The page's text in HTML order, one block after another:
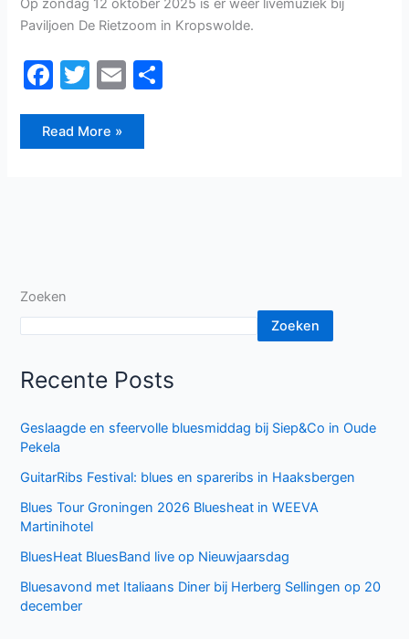
Op zondag 12 oktober 2025 is er weer livemuziek bij
Paviljoen De Rietzoom in Kropswolde.
F
c
T
itt
E
Read More »
Zoeken
Zoeken
Recente Posts
Geslaagde en sfeervolle bluesmiddag bij Siep&Co in Oude
Pekela
GuitarRibs Festival: blues en spareribs in Haaksbergen
Blues Tour Groningen 2026 Bluesheat in WEEVA
Martinihotel
BluesHeat BluesBand live op Nieuwjaarsdag
Bluesavond met Italiaans Diner bij Herberg Sellingen op 20
december